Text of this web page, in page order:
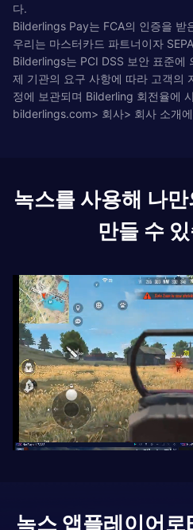
다.
Bilderlings Pay는 FCA의 인증을 받
우리는 마스터카드 파트너이자
Bilderlings는 PCI DSS 보안 표준에
제 기관의 요구 사항에 따라 고객의
정에 보관되며 Bilderling 회전율에
bilderlings.com> 회사> 회사 소개
녹스를 사용해 나
만들 수
녹스 앱플레이어로